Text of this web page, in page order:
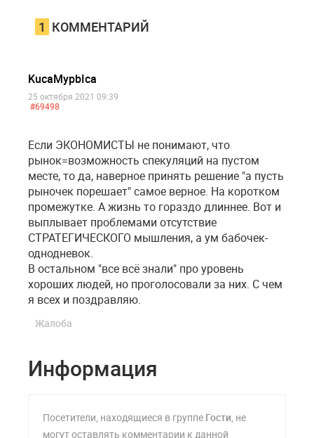
1 КОММЕНТАРИЙ
KucaMypbIca
25 октября 2021 09:39
#69498
Если ЭКОНОМИСТЫ не понимают, что
рынок=возможность спекуляций на пустом
месте, то да, наверное принять решение "а пусть
рыночек порешает" самое верное. На коротком
промежутке. А жизнь то гораздо длиннее. Вот и
выплывает проблемами отсутствие
СТРАТЕГИЧЕСКОГО мышления, а ум бабочек-
однодневок.
В остальном "все всё знали" про уровень
хороших людей, но проголосовали за них. С чем
я всех и поздравляю.
Жалоба
Информация
Посетители, находящиеся в группе Гости , не
могут оставлять комментарии к данной